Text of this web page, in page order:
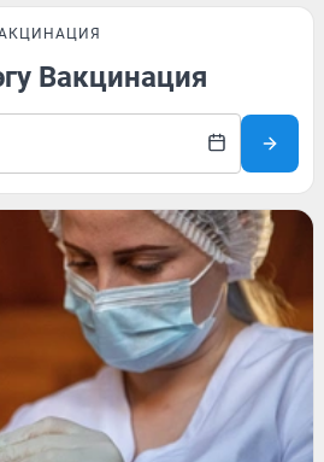
Вакцинация